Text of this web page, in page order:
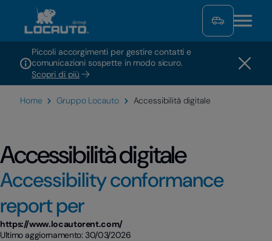
Piccoli accorgimenti per gestire contatti e
comunicazioni sospette in modo sicuro.
Scopri di più
Home Gruppo Locauto Accessibilità digitale
Accessibilità digitale
Accessibility conformance
report per
https://www.locautorent.com/
Ultimo aggiornamento: 30/03/2026